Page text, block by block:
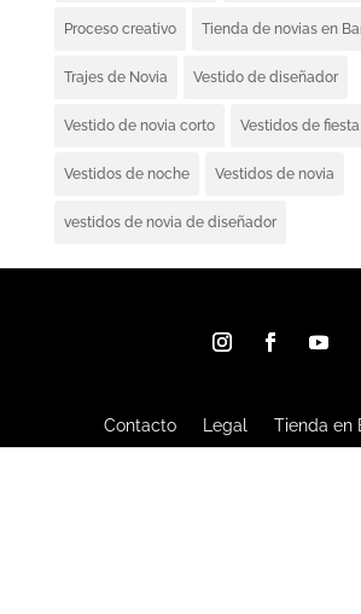
Proceso creativo Tienda de novias en
Trajes de Novia Vestido de diseñador
Vestido de novia corto Vestidos de fiesta
Vestidos de noche Vestidos de novia
vestidos de novia de diseñador
Contacto Legal Tienda en